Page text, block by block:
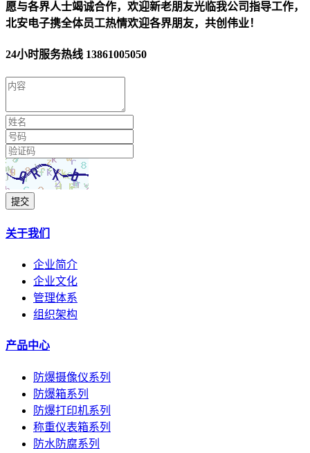
愿与各界人士竭诚合作，欢迎新老朋友光临我公司指导工作，
北安电子携全体员工热情欢迎各界朋友，共创伟业！
24小时服务热线 13861005050
提交
关于我们
企业简介
企业文化
管理体系
组织架构
产品中心
防爆摄像仪系列
防爆箱系列
防爆打印机系列
称重仪表箱系列
防水防腐系列